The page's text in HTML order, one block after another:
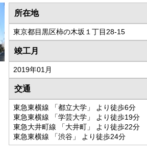
所在地
東京都目黒区柿の木坂１丁目28-15
竣工月
2019年01月
交通
東急東横線 「都立大学」 より徒歩6分
東急東横線 「学芸大学」 より徒歩19分
東急大井町線 「大井町」 より徒歩22分
東急東横線 「渋谷」 より徒歩24分